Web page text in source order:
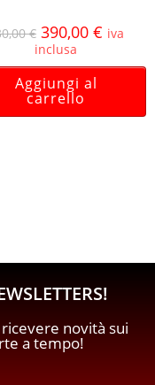
€ 390,00 € iva
inclusa
Aggiungi al
carrello
novità sui
a tempo!